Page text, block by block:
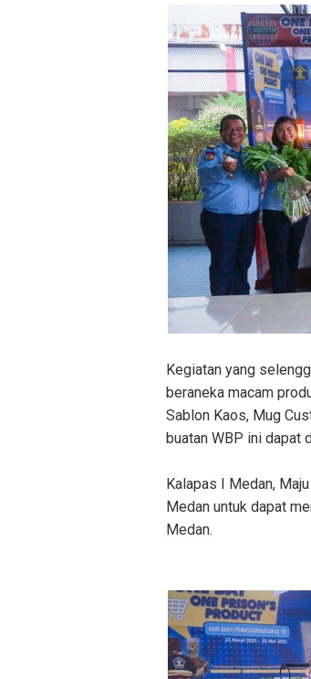
Kegiatan yang
beraneka macam
Sablon Kaos, Mug
buatan WBP ini dapat
Kalapas I Medan,
Medan untuk dapat
Medan.